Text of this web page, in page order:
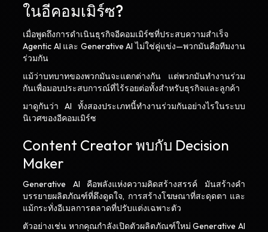
ในอีคอมเมิร์ซ?
เมื่อพูดถึงการดำเนินธุรกิจอีคอมเมิร์ซที่ประสบความสำเร็จ
Agentic AI และ Generative AI ไม่ใช่คู่แข่ง—พวกมันคือทีมงาน
ร่วมกัน
แม้ว่าบทบาทของพวกมันจะแตกต่างกัน แต่พวกมันทำงานร่วม
กันเพื่อมอบประสบการณ์ที่ไร้รอยต่อทั้งสำหรับธุรกิจและลูกค้า
มาดูกันว่า AI ทั้งสองประเภทนี้ทำงานร่วมกันอย่างไรในระบบ
นิเวศของอีคอมเมิร์ซ
Content Creator พบกับ Decision
Maker
Generative AI คือพลังแห่งความคิดสร้างสรรค์ มันสร้างคำ
บรรยายผลิตภัณฑ์ที่ดึงดูดใจ, การสร้างโฆษณาที่สะดุดตา และ
แม้กระทั่งอีเมลการตลาดที่ปรับแต่งเฉพาะตัว
ตัวอย่างเช่น หากคุณกำลังเปิดตัวผลิตภัณฑ์ใหม่ Generative AI